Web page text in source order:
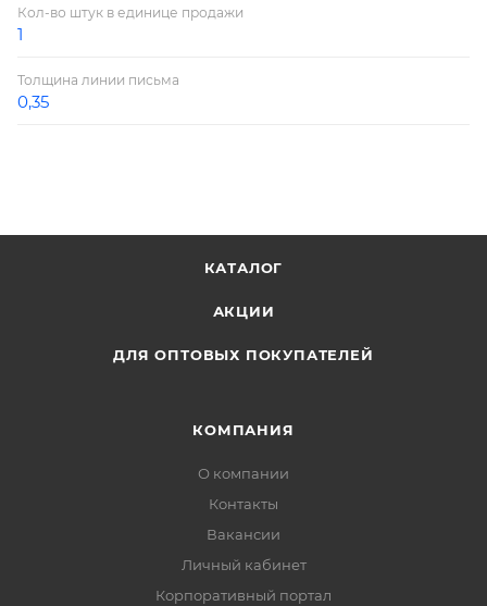
Кол-во штук в единице продажи
1
Толщина линии письма
0,35
КАТАЛОГ
АКЦИИ
ДЛЯ ОПТОВЫХ ПОКУПАТЕЛЕЙ
КОМПАНИЯ
О компании
Контакты
Вакансии
Личный кабинет
Корпоративный портал